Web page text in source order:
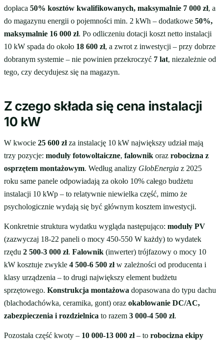
dopłaca 50% kosztów kwalifikowanych, maksymalnie 7 000 zł, a
do magazynu energii o pojemności min. 2 kWh – dodatkowe 50%,
maksymalnie 16 000 zł. Po odliczeniu dotacji koszt netto instalacji
10 kW spada do około 18 600 zł, a zwrot z inwestycji – przy dobrze
dobranym systemie – nie powinien przekroczyć 7 lat, niezależnie od
tego, czy decydujesz się na magazyn.
Z czego składa się cena instalacji
10 kW
W kwocie 25 600 złza instalację 10 kW największy udział mają
trzy pozycje: moduły fotowoltaiczne, falownik oraz robocizna z
osprzętem montażowym. Według analizy GlobEnergia z 2025
roku same panele odpowiadają za około 10% całego budżetu
instalacji 10 kWp – to relatywnie niewielka część, mimo że
psychologicznie wydają się być głównym kosztem inwestycji.
Konkretnie struktura wydatku wygląda następująco: moduły PV
(zazwyczaj 18-22 paneli o mocy 450-550 W każdy) to wydatek
rzędu 2 500-3 000 zł. Falownik (inwerter) trójfazowy o mocy 10
kW kosztuje zwykle 4 500-6 500 złw zależności od producenta i
klasy urządzenia – to drugi największy element budżetu
sprzętowego. Konstrukcja montażowa dopasowana do typu dachu
(blachodachówka, ceramika, gont) oraz okablowanie DC/AC,
zabezpieczenia i rozdzielnica to razem 3 000-4 500 zł.
Pozostała część kwoty – 10 000-13 000 zł– to robocizna ekipy